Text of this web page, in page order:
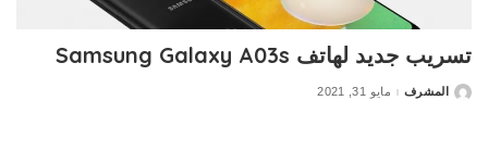
تسريب جديد لهاتف Samsung Galaxy A03s
Postedالمشرف مايو 31, 2021